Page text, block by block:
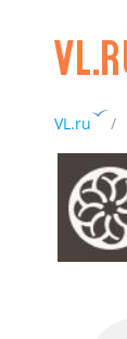
VL.ru